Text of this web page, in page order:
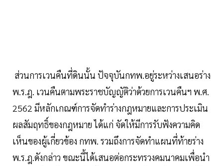
ส่วนการเวนคืนที่ดินนั้น ปัจจุบันกทพ.อยู่ระหว่างเสนอร่าง
พ.ร.ฎ. เวนคืนตามพระราชบัญญัติว่าด้วยการเวนคืนฯ พ.ศ.
2562 มีหลักเกณฑ์การจัดทำร่างกฎหมายและการประเมิน
ผลสัมฤทธิ์ของกฎหมาย ได้แก่ จัดให้มีการรับฟังความคิด
เห็นของผู้เกี่ยวข้อง กทพ. รวมถึงการจัดทำแผนที่ท้ายร่าง
พ.ร.ฎ.ดังกล่าว ขณะนี้ได้เสนอต่อกระทรวงคมนาคมเพื่อนำ